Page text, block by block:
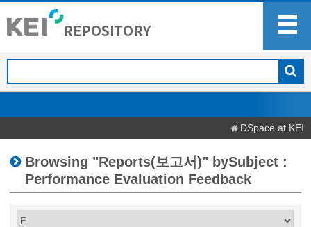
DSpace at KEI
Browsing "Reports(보고서)" bySubject :
Performance Evaluation Feedback